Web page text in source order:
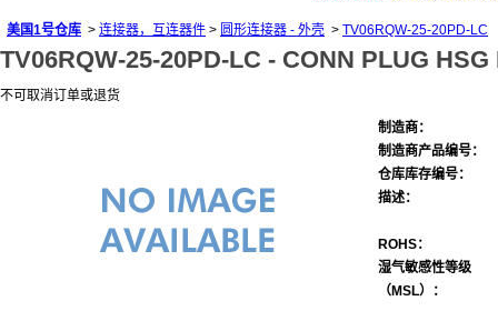
美国1号仓库 > 连接器，互连器件 > 圆形连接器 - 外壳 > TV06RQW-25-20PD-LC
TV06RQW-25-20PD-LC - CONN PLUG
不可取消订单或退货
制造商：
制造商产品编号：
仓库库存编号：
描述：
ROHS：
湿气敏感性等级
（MSL）：